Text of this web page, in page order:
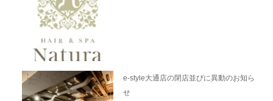
e-style大通店の閉店並びに異動のお知ら
せ